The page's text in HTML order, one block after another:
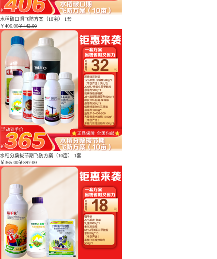
水稻破口期飞防方案（10亩） 1套
￥406.00￥442.00
水稻分蘖拔节期飞防方案（10亩） 1套
￥365.00￥397.00